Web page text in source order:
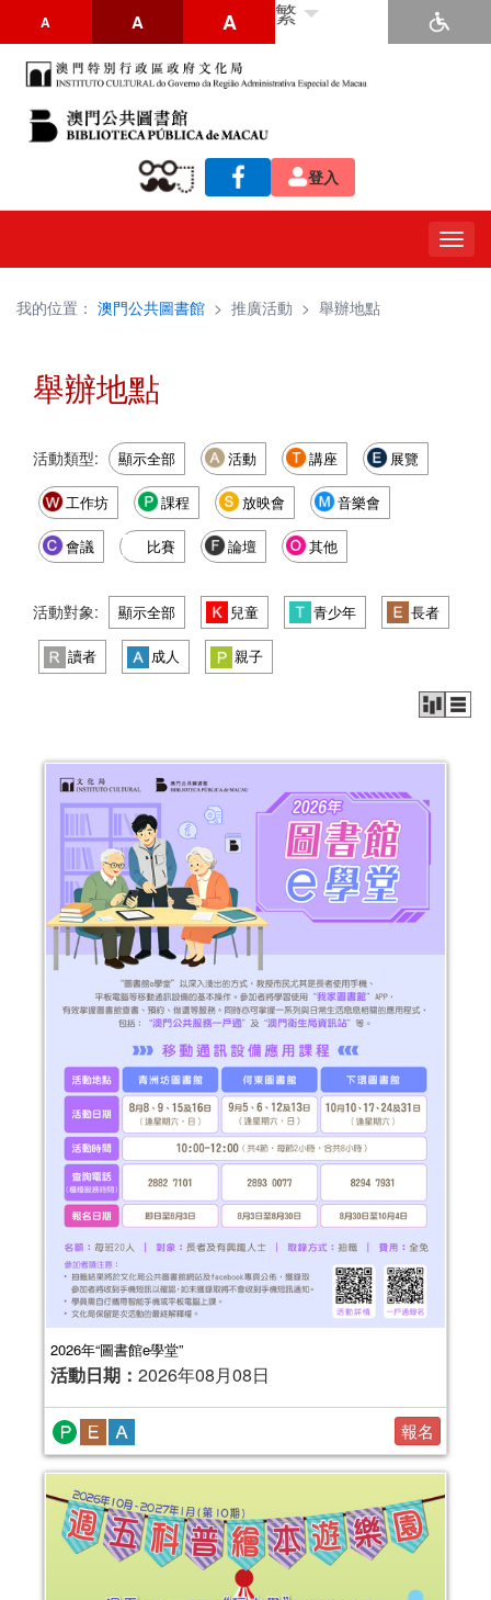
A A A 繁
登入
我的位置： 澳門公共圖書館 > 推廣活動 > 舉辦地點
舉辦地點
活動類型: 顯示全部 活動 講座 展覽
工作坊 課程 放映會 音樂會
會議 比賽 論壇 其他
活動對象: 顯示全部 兒童 青少年 長者
讀者 成人 親子
2026年“圖書館e學堂”
活動日期： 2026年08月08日
報名